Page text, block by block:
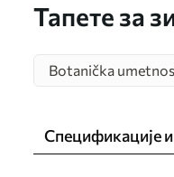
Тапете за
Botanička
Спецификације